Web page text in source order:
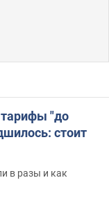
"до
стоит
в разы и как